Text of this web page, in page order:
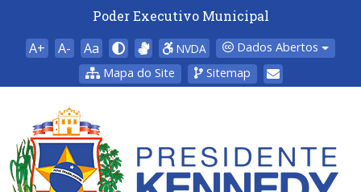
Poder Executivo Municipal
A+ A- Aa NVDA
Dados Abertos
Mapa do Site
Sitemap